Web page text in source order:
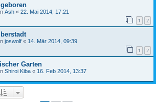
Ash « 22. Mai 2014, 17:21
1 2
joswolf « 14. Mär 2014, 09:39
1 2
Garten
Shiroi Kiba « 16. Feb 2014, 13:37